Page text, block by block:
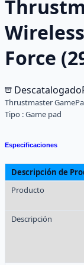
Force
Descatalogado
Thrustmaster
Tipo :Game pad
Especificaciones
Descripción de
Producto
Descripción